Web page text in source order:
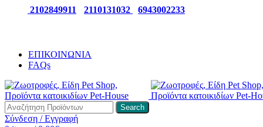
2102849911 2110131032 6943002233
ΕΠΙΚΟΙΝΩΝΙΑ
FAQs
Search
Σύνδεση / Εγγραφή